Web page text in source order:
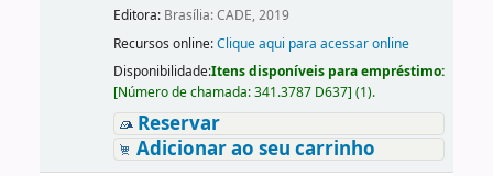
Editora: Brasília: CADE, 2019
Recursos online:Clique aqui para acessar online
Disponibilidade:Itens disponíveis para empréstimo:
[Número de chamada:341.3787 D637] (1).
Reservar
Adicionar ao seu carrinho